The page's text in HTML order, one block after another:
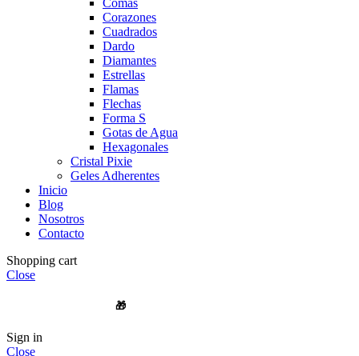
Comas
Corazones
Cuadrados
Dardo
Diamantes
Estrellas
Flamas
Flechas
Forma S
Gotas de Agua
Hexagonales
Cristal Pixie
Geles Adherentes
Inicio
Blog
Nosotros
Contacto
Shopping cart
Close
🎁
Sign in
Close